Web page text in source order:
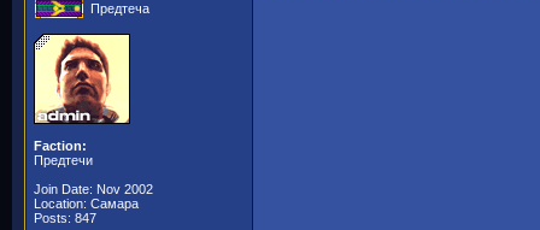
Предтеча
Faction:
Предтечи
Join Date: Nov 2002
Location: Самара
Posts: 847